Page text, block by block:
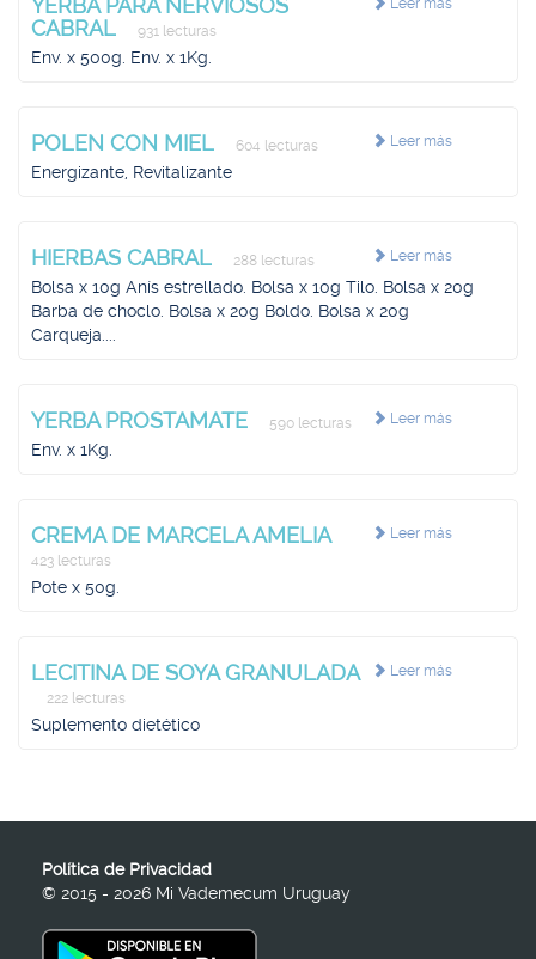
Leer más
YERBA PARA NERVIOSOS
CABRAL
931 lecturas
Env. x 500g. Env. x 1Kg.
Leer más
POLEN CON MIEL 604 lecturas
Energizante, Revitalizante
Leer más
HIERBAS CABRAL 288 lecturas
Bolsa x 10g Anís estrellado. Bolsa x 10g Tilo. Bolsa x 20g
Barba de choclo. Bolsa x 20g Boldo. Bolsa x 20g
Carqueja....
Leer más
YERBA PROSTAMATE 590 lecturas
Env. x 1Kg.
Leer más
CREMA DE MARCELA AMELIA
423 lecturas
Pote x 50g.
Leer más
LECITINA DE SOYA GRANULADA
222 lecturas
Suplemento dietético
Política de Privacidad
© 2015 - 2026 Mi Vademecum Uruguay